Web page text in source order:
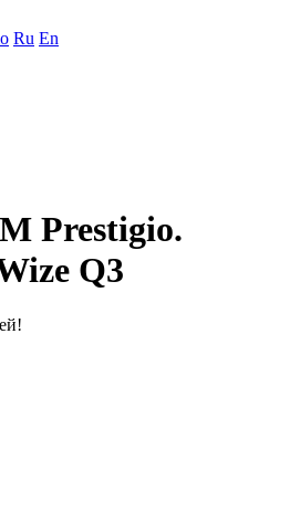
Ru En
Prestigio.
Q3